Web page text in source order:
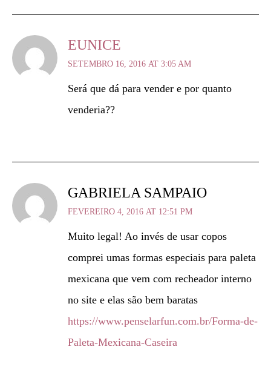
EUNICE
SETEMBRO 16, 2016 AT 3:05 AM
Será que dá para vender e por quanto
venderia??
GABRIELA SAMPAIO
FEVEREIRO 4, 2016 AT 12:51 PM
Muito legal! Ao invés de usar copos
comprei umas formas especiais para paleta
mexicana que vem com recheador interno
no site e elas são bem baratas
https://www.penselarfun.com.br/Forma-de-
Paleta-Mexicana-Caseira